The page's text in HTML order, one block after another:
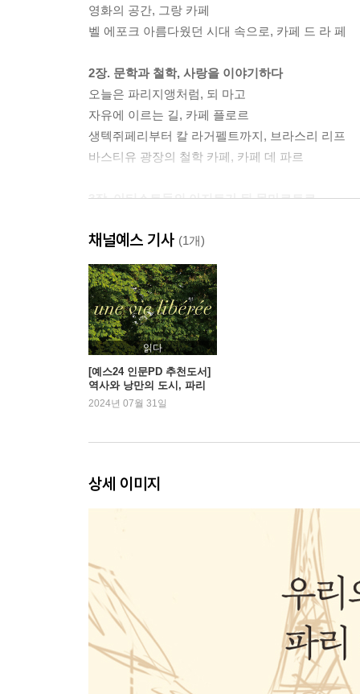
영화의 공간, 그랑 카페
벨 에포크 아름다웠던 시대 속으로, 카페 드 라 페
2장. 문학과 철학, 사랑을 이야기하다
오늘은 파리지앵처럼, 되 마고
자유에 이르는 길, 카페 플로르
생텍쥐페리부터 칼 라거펠트까지, 브라스리 리프
바스티유 광장의 철학 카페, 카페 데 파르
3장. 아티스트들의 아지트가 된 몽마르트르
르누아르의 무도회, 물랭 드 라 갈레트
보헤미안이 사랑한 샹송 바, 라팽 아질
발라동을 떠올리며, 메종 로즈
4장. 몽파르나스의 카페에 사람들이 모여들다
밤은 아름다워라, 쿠폴
파리는 축제 중, 르 돔
모딜리아니를 추억하며, 로통드
헤밍웨이가 사랑한, 클로즈리 데 릴라, 셀렉트
너무나 고독했던 삶, 고흐의 집
화가들의 점심 식사, 메종 푸르네즈
6장. 예술과 여행의 일상에서 만나는 곳
루브르 박물관에서의 휴식, 카페 마를리
에펠탑의 뷰, 쥘 베른
아르누보 감성의 공간, 막심
책의 향기가 그리울 때, 셰익스피어 앤 컴퍼니
Epilogue
채널예스 기사 (1개)
읽다
[예스24 인문PD 추천도서]
역사와 낭만의 도시, 파리
2024년 07월 31일
상세 이미지